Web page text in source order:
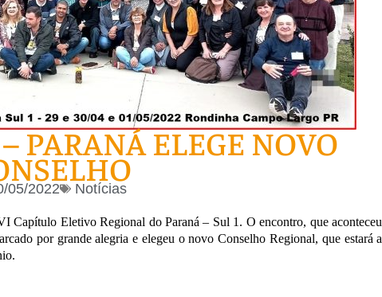
PARANÁ ELEGE NOVO
05/2022 Notícias
Capítulo Eletivo Regional do Paraná – Sul 1. O encontro, que aconteceu
por grande alegria e elegeu o novo Conselho Regional, que estará a